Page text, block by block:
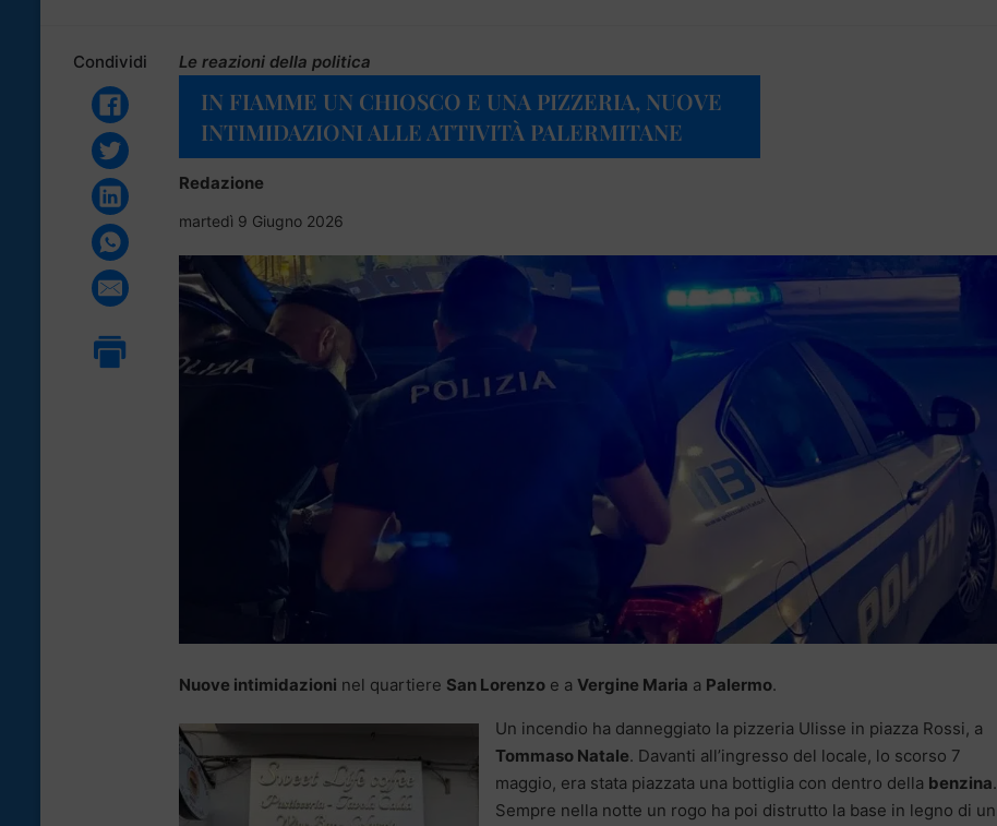
Condividi Le reazioni della politica
IN FIAMME UN CHIOSCO E UNA PIZZERIA, NUOVE
INTIMIDAZIONI ALLE ATTIVITÀ PALERMITANE
Redazione
martedì 9 Giugno 2026
Nuove intimidazioni nel quartiere San Lorenzo e a Vergine Maria a Palermo.
Un incendio ha danneggiato la pizzeria Ulisse in piazza Rossi, a
Tommaso Natale. Davanti all’ingresso del locale, lo scorso 7
maggio, era stata piazzata una bottiglia con dentro della benzina.
Sempre nella notte un rogo ha poi distrutto la base in legno di un